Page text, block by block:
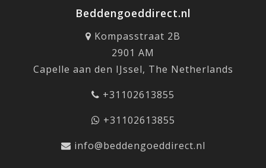
Beddengoeddirect.nl
Kompasstraat 2B
2901 AM
Capelle aan den IJssel, The Netherlands
+31102613855
+31102613855
info@beddengoeddirect.nl